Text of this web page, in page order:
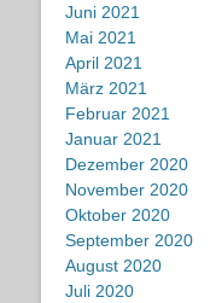
Juni 2021
Mai 2021
April 2021
März 2021
Februar 2021
Januar 2021
Dezember 2020
November 2020
Oktober 2020
September 2020
August 2020
Juli 2020